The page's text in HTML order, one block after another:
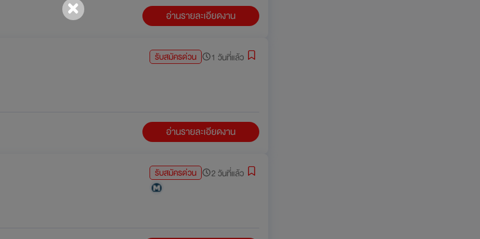
อ่านรายละเอียดงาน
รับสมัครด่วน 1 วันที่แล้ว
อ่านรายละเอียดงาน
รับสมัครด่วน 2 วันที่แล้ว